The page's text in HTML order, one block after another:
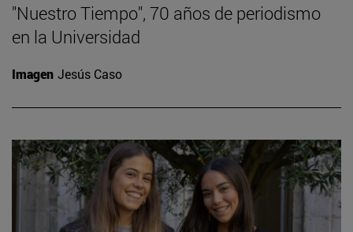
"Nuestro Tiempo", 70 años de periodismo
en la Universidad
Imagen Jesús Caso